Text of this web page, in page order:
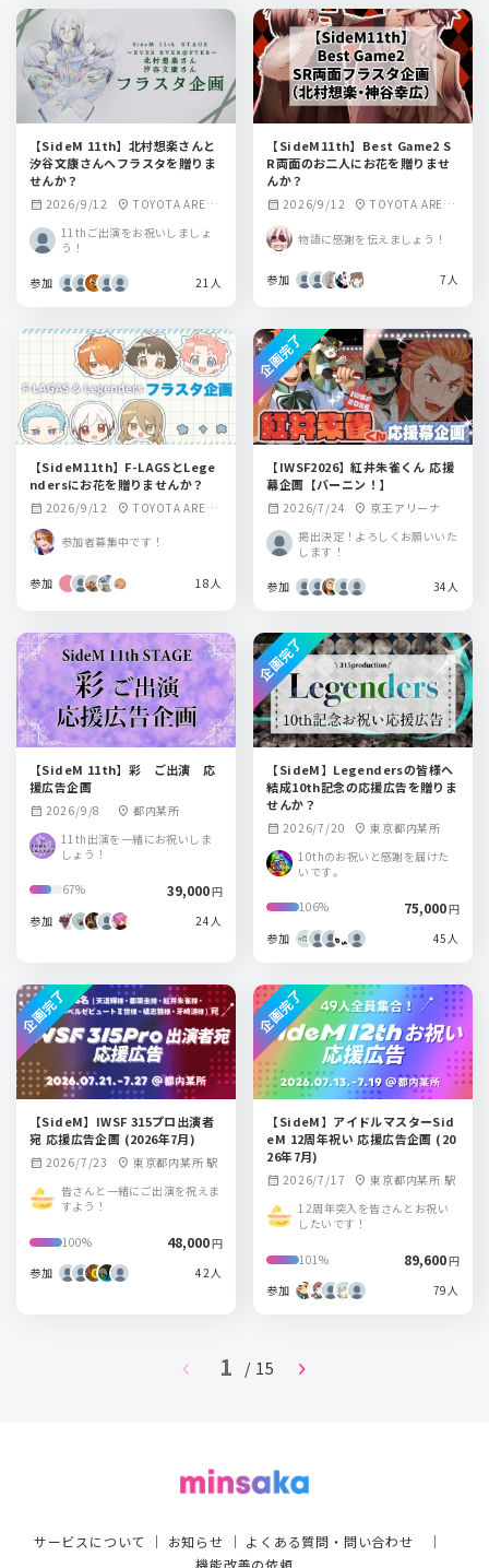
【SideM 11th】北村想楽さんと
汐谷文康さんへフラスタを贈りま
せんか？
calendar_month 2026/9/12 location_on TOYOTA ARENA
TOKYO
11thご出演をお祝いしましょ
う！
参加 21人
【SideM11th】Best Game2 S
R両面のお二人にお花を贈りませ
んか？
calendar_month 2026/9/12 location_on TOYOTA ARENA
物語に感謝を伝えましょう！
参加 7人
【SideM11th】F-LAGSとLege
ndersにお花を贈りませんか？
calendar_month 2026/9/12 location_on TOYOTA ARENA
参加者募集中です！
参加 18人
【IWSF2026】紅井朱雀くん 応援
幕企画【バーニン！】
calendar_month 2026/7/24 location_on 京王アリーナ
掲出決定！よろしくお願いいた
します！
参加 34人
企画完了
【SideM 11th】彩 ご出演 応
援広告企画
calendar_month 2026/9/8 location_on 都内某所
11th出演を一緒にお祝いしま
しょう！
67% 39,000円
参加
24人
【SideM】Legendersの皆様へ
結成10th記念の応援広告を贈りま
せんか？
calendar_month 2026/7/20 location_on 東京都内某所
10thのお祝いと感謝を届けた
いです。
106% 75,000円
参加
45人
企画完了
【SideM】IWSF 315プロ出演者
宛 応援広告企画 (2026年7月)
calendar_month 2026/7/23 location_on 東京都内某所 駅
皆さんと一緒にご出演を祝えま
すよう！
100% 48,000円
参加
42人
企画完了
【SideM】アイドルマスターSid
eM 12周年祝い 応援広告企画 (20
26年7月)
calendar_month 2026/7/17 location_on 東京都内某所 駅
12周年突入を皆さんとお祝い
したいです！
101% 89,600円
参加
79人
企画完了
chevron_left 1 / 15 chevron_right
サービスについて ｜ お知らせ ｜ よくある質問・問い合わせ ｜
機能改善の依頼